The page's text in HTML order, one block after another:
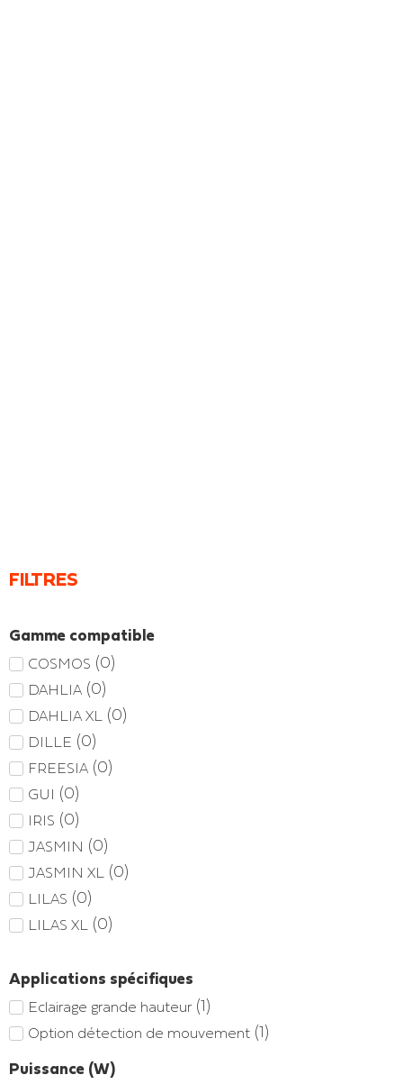
FILTRES
Gamme compatible
COSMOS (0)
DAHLIA (0)
DAHLIA XL (0)
DILLE (0)
FREESIA (0)
GUI (0)
IRIS (0)
JASMIN (0)
JASMIN XL (0)
LILAS (0)
LILAS XL (0)
Applications spécifiques
Eclairage grande hauteur (1)
Option détection de mouvement (1)
Puissance (W)